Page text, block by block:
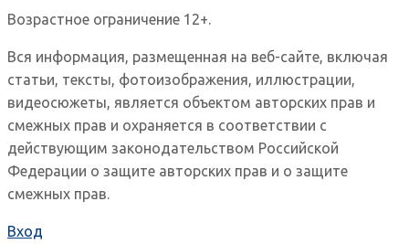
Возрастное ограничение 12+.
Вся информация, размещенная на веб-сайте, включая
статьи, тексты, фотоизображения, иллюстрации,
видеосюжеты, является объектом авторских прав и
смежных прав и охраняется в соответствии с
действующим законодательством Российской
Федерации о защите авторских прав и о защите
смежных прав.
Вход